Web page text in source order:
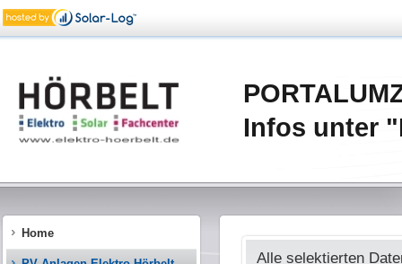
Infos unter
Home
Alle selektierten